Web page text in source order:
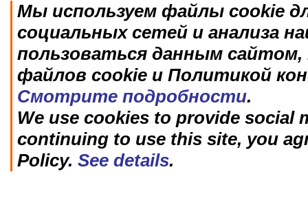
Мы используем файлы cookie
социальных сетей и анализа
пользоваться данным
файлов cookie и Политикой
Смотрите подробности.
We use cookies to provide social
continuing to use this site, you
Policy. See details.